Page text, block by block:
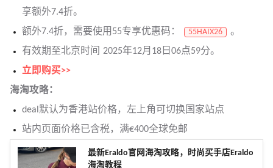
享额外7.4折。
额外7.4折，需要使用55专享优惠码：
55HAIX26
。
有效期至北京时间 2025年12月18日06点59分。
立即购买>>
海淘攻略：
deal默认为香港站价格，左上角可切换国家站点
站内页面价格已含税，满€400全球免邮
最新Eraldo官网海淘攻略，时尚买手店Eraldo
海淘教程